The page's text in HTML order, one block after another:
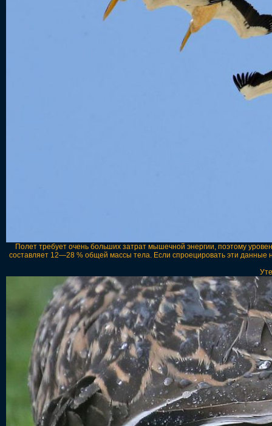
Полет требует очень больших затрат мышечной энергии, поэтому
составляет 12—28 % общей массы тела. Если спроецировать эти данные